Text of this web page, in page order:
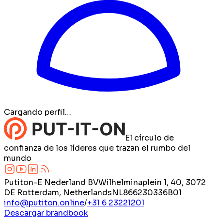
Cargando perfil…
El círculo de
confianza de los líderes que trazan el rumbo del
mundo
Putiton-E Nederland BVWilhelminaplein 1, 40, 3072
DE Rotterdam, NetherlandsNL866230336B01
info@putiton.online/+31 6 23221201
Descargar brandbook